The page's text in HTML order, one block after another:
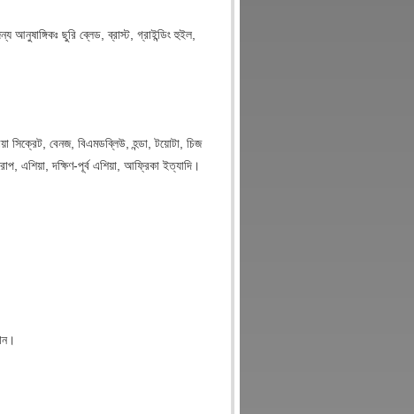
আনুষাঙ্গিকঃ ছুরি ব্লেড, ব্রাস্ট, গ্রাইন্ডিং হুইল,
সিক্রেট, বেনজ, বিএমডব্লিউ, হন্ডা, টয়োটা, চিজ
এশিয়া, দক্ষিণ-পূর্ব এশিয়া, আফ্রিকা ইত্যাদি।